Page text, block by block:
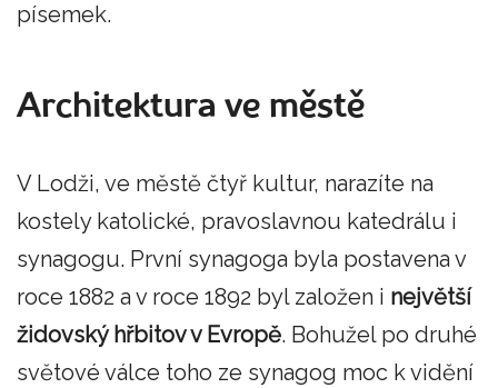
písemek.
Architektura ve městě
V Lodži, ve městě čtyř kultur, narazíte na
kostely katolické, pravoslavnou katedrálu i
synagogu. První synagoga byla postavena v
roce 1882 a v roce 1892 byl založen i největší
židovský hřbitov v Evropě. Bohužel po druhé
světové válce toho ze synagog moc k vidění